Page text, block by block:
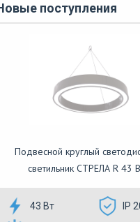
поступления
Подвесной круглый
светильник СТРЕЛА R 43
43 Вт
IP